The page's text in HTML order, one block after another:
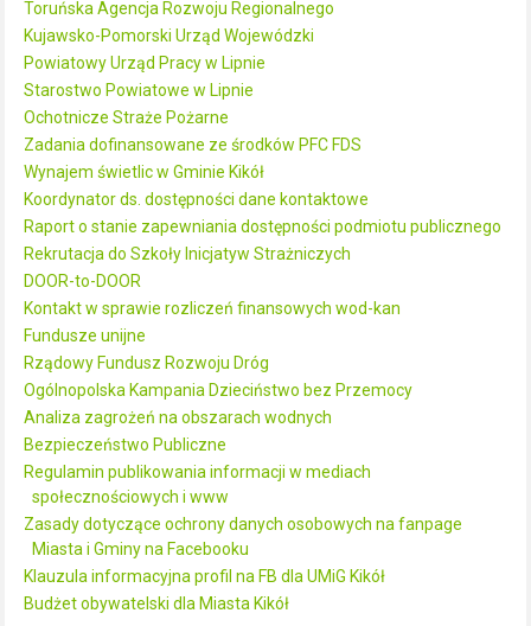
Toruńska Agencja Rozwoju Regionalnego
Kujawsko-Pomorski Urząd Wojewódzki
Powiatowy Urząd Pracy w Lipnie
Starostwo Powiatowe w Lipnie
Ochotnicze Straże Pożarne
Zadania dofinansowane ze środków PFC FDS
Wynajem świetlic w Gminie Kikół
Koordynator ds. dostępności dane kontaktowe
Raport o stanie zapewniania dostępności podmiotu publicznego
Rekrutacja do Szkoły Inicjatyw Strażniczych
DOOR-to-DOOR
Kontakt w sprawie rozliczeń finansowych wod-kan
Fundusze unijne
Rządowy Fundusz Rozwoju Dróg
Ogólnopolska Kampania Dzieciństwo bez Przemocy
Analiza zagrożeń na obszarach wodnych
Bezpieczeństwo Publiczne
Regulamin publikowania informacji w mediach
społecznościowych i www
Zasady dotyczące ochrony danych osobowych na fanpage
Miasta i Gminy na Facebooku
Klauzula informacyjna profil na FB dla UMiG Kikół
Budżet obywatelski dla Miasta Kikół